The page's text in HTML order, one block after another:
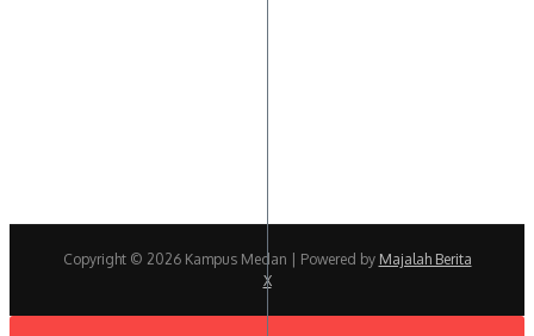
Copyright © 2026 Kampus Medan | Powered by Majalah Berita
X